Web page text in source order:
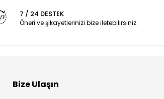
7 / 24 DESTEK
Öneri ve şikayetlerinizi bize iletebilirsiniz.
Bize Ulaşın